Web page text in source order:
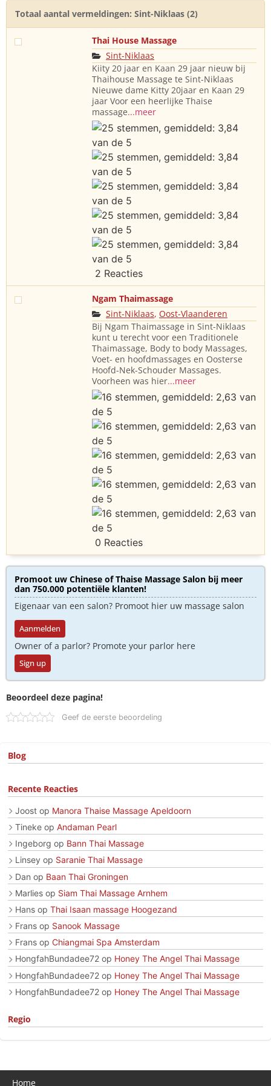
Totaal aantal vermeldingen: Sint-Niklaas (2)
Thai House Massage
Sint-Niklaas
Kiity 20 jaar en Kaan 29 jaar nieuw bij
Thaihouse Massage te Sint-Niklaas
Nieuwe dame Kitty 20jaar en Kaan 29
jaar Voor een heerlijke Thaise
massage...meer
2 Reacties
Ngam Thaimassage
Sint-Niklaas, Oost-Vlaanderen
Bij Ngam Thaimassage in Sint-Niklaas
kunt u terecht voor een Traditionele
Thaimassage, Body to body Massages,
Voet- en hoofdmassages en Oosterse
Hoofd-Nek-Schouder Massages.
Voorheen was hier...meer
0 Reacties
Promoot uw Chinese of Thaise Massage Salon bij meer
dan 750.000 potentiële klanten!
Eigenaar van een salon? Promoot hier uw massage salon
Aanmelden
Owner of a parlor? Promote your parlor here
Sign up
Beoordeel deze pagina!
Geef de eerste beoordeling
Blog
Recente Reacties
Joost op Manora Thaise Massage Apeldoorn
Tineke op Andaman Pearl
Ingeborg op Bann Thai Massage
Linsey op Saranie Thai Massage
Dan op Baan Thai Groningen
Marlies op Siam Thai Massage Arnhem
Hans op Thai Isaan massage Hoogezand
Frans op Sanook Massage
Frans op Chiangmai Spa Amsterdam
HongfahBundadee72 op Honey The Angel Thai Massage
HongfahBundadee72 op Honey The Angel Thai Massage
HongfahBundadee72 op Honey The Angel Thai Massage
Regio
Home